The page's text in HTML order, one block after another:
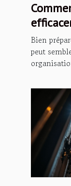
long
Bien
peut